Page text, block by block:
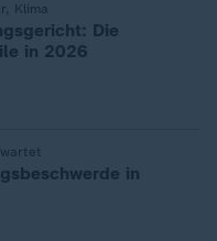
Klima
Die
in 2026
in